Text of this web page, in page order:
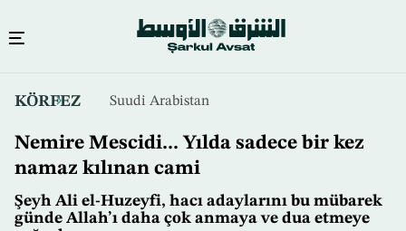
içeriğe
atla
KÖRFEZ Suudi Arabistan
Nemire Mescidi... Yılda sadece bir kez
namaz kılınan cami
Şeyh Ali el-Huzeyfi, hacı adaylarını bu mübarek
günde Allah’ı daha çok anmaya ve dua etmeye